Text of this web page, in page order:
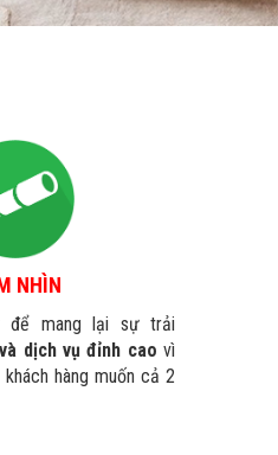
NHÌN
để mang lại sự trải
dịch vụ đỉnh cao vì
hàng muốn cả 2